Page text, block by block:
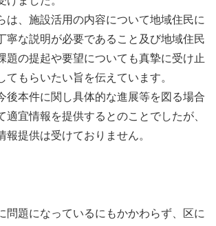
は、施設活用の内容について地域住民に
寧な説明が必要であること及び地域住民
題の提起や要望についても真摯に受け止
てもらいたい旨を伝えています。
後本件に関し具体的な進展等を図る場合
適宜情報を提供するとのことでしたが、
報提供は受けておりません。
問題になっているにもかかわらず、区に